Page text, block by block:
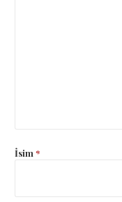
İsim *